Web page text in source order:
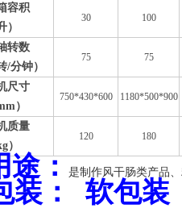
容积
）
30 100
转数
/分钟）
75 75
尺寸
）
750*430*600 1180*500*900
质量
）
120 180
途：是制作风干肠类产品
装 ： 软包装